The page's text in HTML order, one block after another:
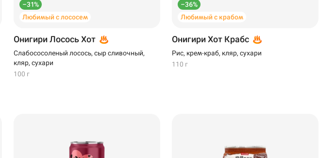
–31%
Любимый с лососем
Онигири Лосось Хот
Слабососоленый лосось, сыр сливочный,
кляр, сухари
100 г
–36%
Любимый с крабом
Онигири Хот Крабс
Рис, крем-краб, кляр, сухари
110 г